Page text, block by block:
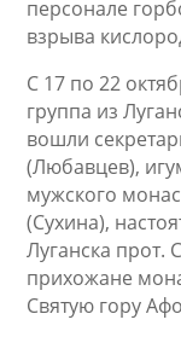
персонале
взрыва
С 17 по 22
группа из
вошли
(Любавцев),
мужского
(Сухина),
Луганска прот.
прихожане
Святую гору